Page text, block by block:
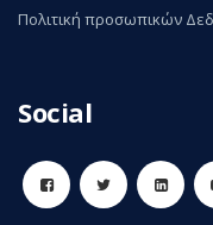
Πολιτική προσωπικών
Social